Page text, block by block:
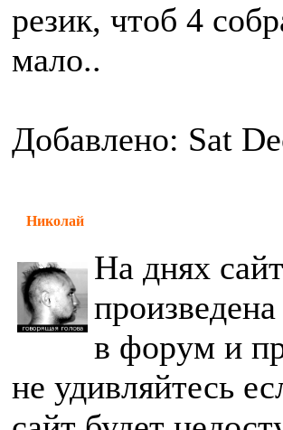
резик, чтоб 4
мало..
Добавлено: Sat
Николай
На днях
в форум и
не удивляйтесь